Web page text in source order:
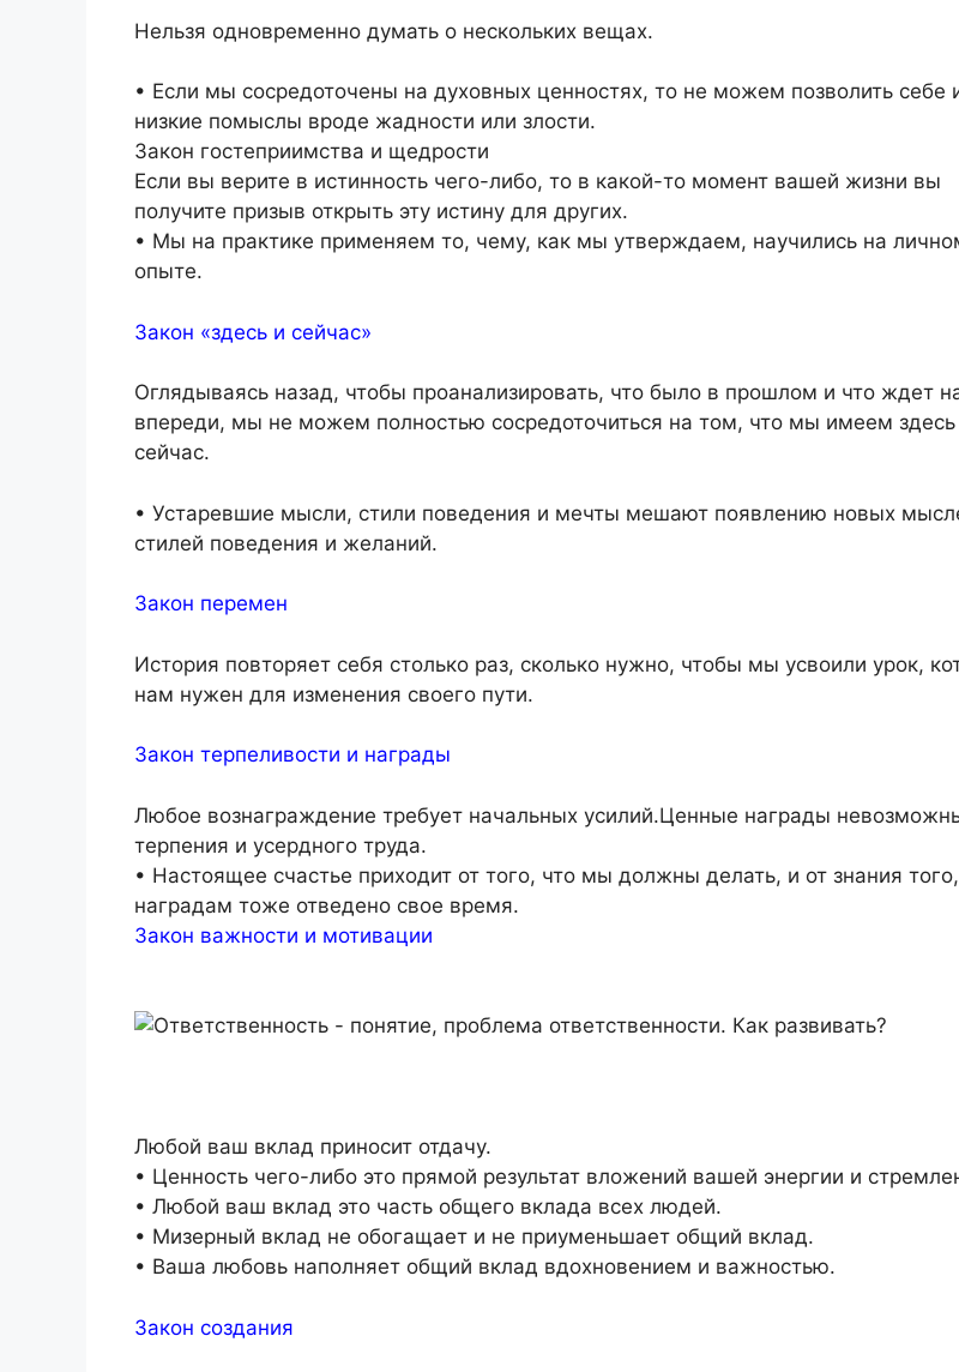
Нельзя одновременно думать о нескольких вещах.
• Если мы сосредоточены на духовных ценностях, то не можем позволить себе
низкие помыслы вроде жадности или злости.
Закон гостеприимства и щедрости
Если вы верите в истинность чего-либо, то в какой-то момент вашей жизни вы
получите призыв открыть эту истину для других.
• Мы на практике применяем то, чему, как мы утверждаем, научились на
опыте.
Закон «здесь и сейчас»
Оглядываясь назад, чтобы проанализировать, что было в прошлом и что ждет
впереди, мы не можем полностью сосредоточиться на том, что мы имеем здесь
сейчас.
• Устаревшие мысли, стили поведения и мечты мешают появлению новых
стилей поведения и желаний.
Закон перемен
История повторяет себя столько раз, сколько нужно, чтобы мы усвоили урок,
нам нужен для изменения своего пути.
Закон терпеливости и награды
Любое вознаграждение требует начальных усилий.Ценные награды
терпения и усердного труда.
• Настоящее счастье приходит от того, что мы должны делать, и от знания
наградам тоже отведено свое время.
Закон важности и мотивации
Любой ваш вклад приносит отдачу.
• Ценность чего-либо это прямой результат вложений вашей энергии и
• Любой ваш вклад это часть общего вклада всех людей.
• Мизерный вклад не обогащает и не приуменьшает общий вклад.
• Ваша любовь наполняет общий вклад вдохновением и важностью.
Закон создания